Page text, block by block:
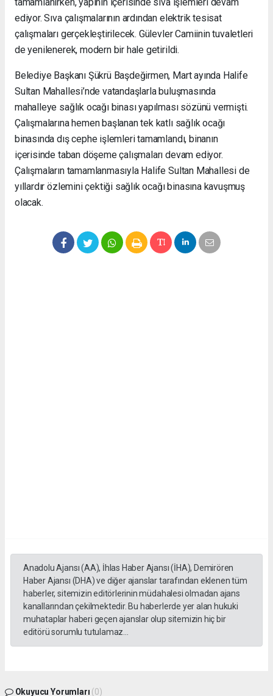
ediyor. Sıva çalışmalarının ardından elektrik tesisat
çalışmaları gerçekleştirilecek. Gülevler Camiinin tuvaletleri
de yenilenerek, modern bir hale getirildi.
Belediye Başkanı Şükrü Başdeğirmen, Mart ayında Halife
Sultan Mahallesi’nde vatandaşlarla buluşmasında
mahalleye sağlık ocağı binası yapılması sözünü vermişti.
Çalışmalarına hemen başlanan tek katlı sağlık ocağı
binasında dış cephe işlemleri tamamlandı, binanın
içerisinde taban döşeme çalışmaları devam ediyor.
Çalışmaların tamamlanmasıyla Halife Sultan Mahallesi de
yıllardır özlemini çektiği sağlık ocağı binasına kavuşmuş
olacak.
Anadolu Ajansı (AA), İhlas Haber Ajansı (İHA), Demirören
Haber Ajansı (DHA) ve diğer ajanslar tarafından eklenen tüm
haberler, sitemizin editörlerinin müdahalesi olmadan ajans
kanallarından çekilmektedir. Bu haberlerde yer alan hukuki
muhataplar haberi geçen ajanslar olup sitemizin hiç bir
editörü sorumlu tutulamaz...
Okuyucu Yorumları (0)